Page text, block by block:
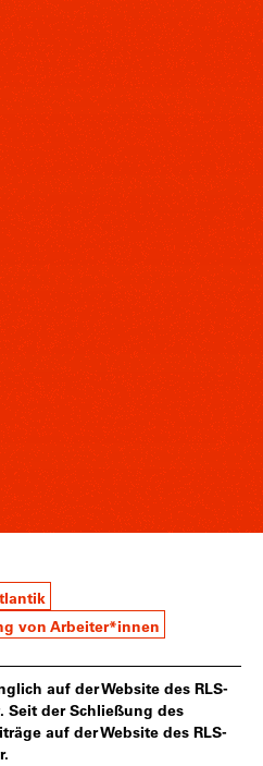
von Arbeiter*innen
auf der Website des RLS-
Seit der Schließung des
auf der Website des RLS-